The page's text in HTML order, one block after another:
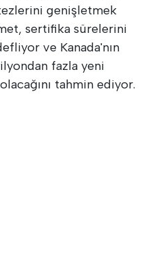
genişletmek
sertifika sürelerini
ve Kanada'nın
fazla yeni
tahmin ediyor.